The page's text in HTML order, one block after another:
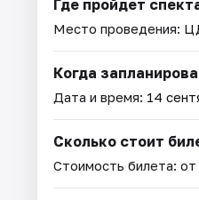
Где пройдет
Место проведения:
Когда
Дата и время: 14
Сколько стоит
Стоимость билета: